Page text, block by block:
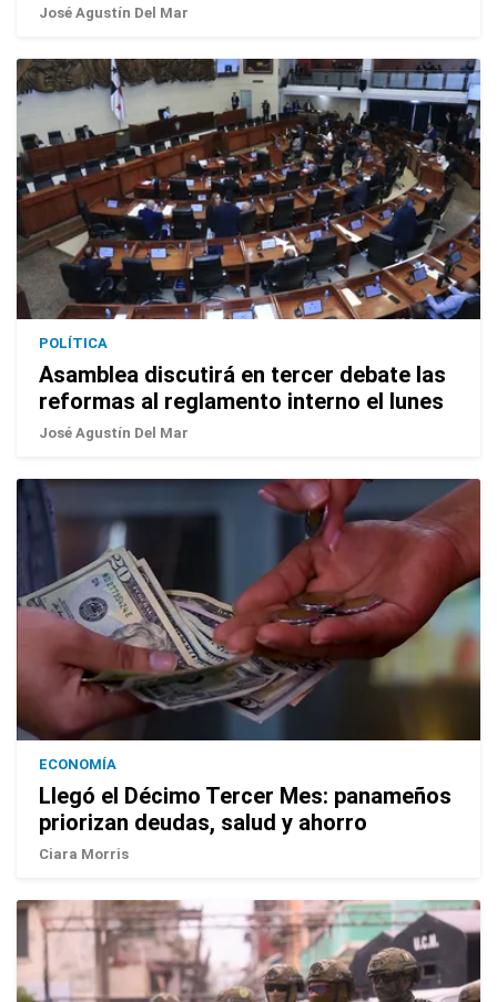
José Agustín Del Mar
POLÍTICA
Asamblea discutirá en tercer debate las
reformas al reglamento interno el lunes
José Agustín Del Mar
ECONOMÍA
Llegó el Décimo Tercer Mes: panameños
priorizan deudas, salud y ahorro
Ciara Morris